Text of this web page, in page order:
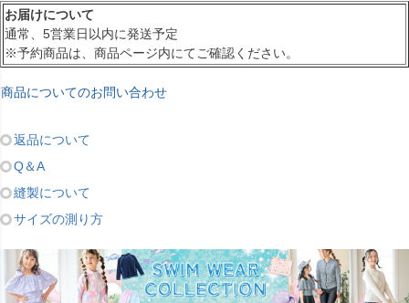
お届けについて
通常、5営業日以内に発送予定
※予約商品は、商品ページ内にてご確認ください。
商品についてのお問い合わせ
返品について
Q＆A
縫製について
サイズの測り方